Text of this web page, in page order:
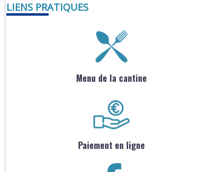
LIENS PRATIQUES
Menu de la cantine
Paiement en ligne